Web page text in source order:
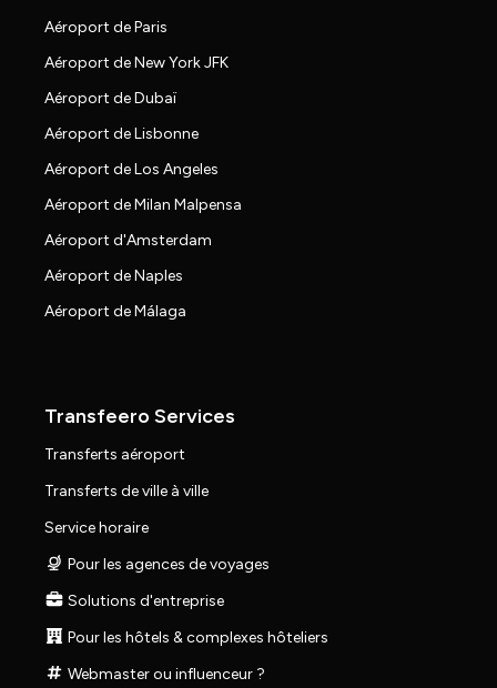
Aéroport de Paris
Aéroport de New York JFK
Aéroport de Dubaï
Aéroport de Lisbonne
Aéroport de Los Angeles
Aéroport de Milan Malpensa
Aéroport d'Amsterdam
Aéroport de Naples
Aéroport de Málaga
Transfeero Services
Transferts aéroport
Transferts de ville à ville
Service horaire
Pour les agences de voyages
Solutions d'entreprise
Pour les hôtels & complexes hôteliers
Webmaster ou influenceur ?